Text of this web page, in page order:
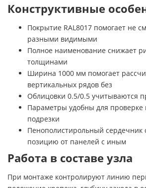
Конструктивные
Покрытие RAL8017 помогает не
разными видимыми
Полное наименование снижает
толщинами
Ширина 1000 мм помогает
вертикальных рядов без
Облицовки 0.5/0.5 учитываются
Параметры удобны для проверке
подрезки
Пенополистирольный сердечник
позицию от панелей с иным
Работа в составе узла
При монтаже контролируют линию